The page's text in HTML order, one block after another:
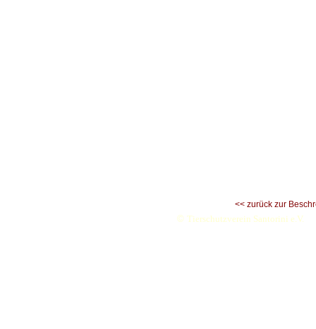
<< zurück zur
© Tierschutzverein Santorini e.V.